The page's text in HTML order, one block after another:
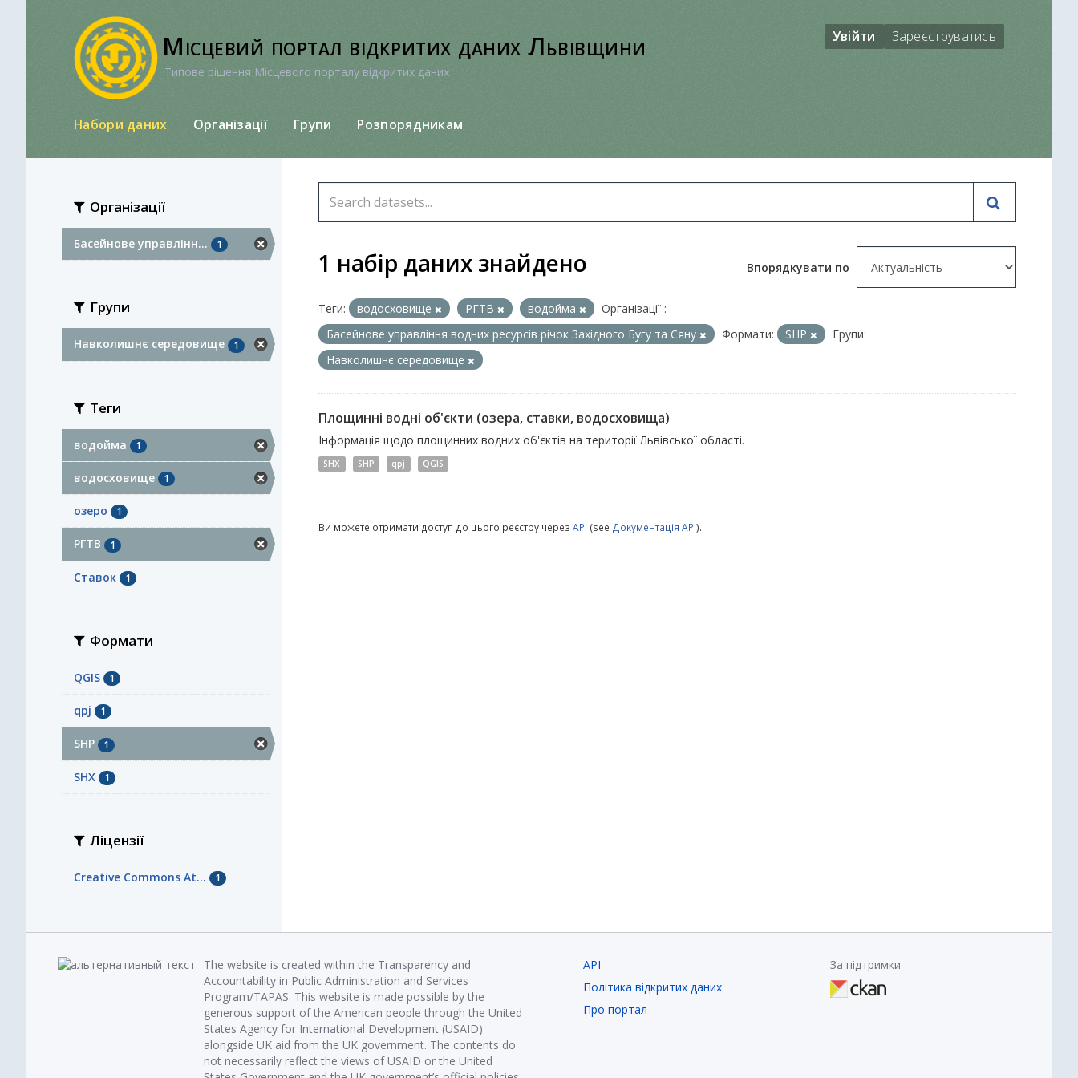
Місцевий портал відкритих даних Львівщини
Типове рішення Місцевого порталу відкритих даних
Увійти Зареєструватись
Набори даних Організації Групи Розпорядникам
Організації
Басейнове управлінн... 1
Групи
Навколишнє середовище 1
Теги
водойма 1
водосховище 1
озеро 1
РГТВ 1
Ставок 1
Формати
QGIS 1
qpj 1
SHP 1
SHX 1
Ліцензії
Creative Commons At... 1
Впорядкувати по
1 набір даних знайдено
Теги: водосховище РГТВ водойма
Організації :
Басейнове управління водних ресурсів річок Західного Бугу та Сяну
Формати: SHP
Групи:
Навколишнє середовище
Площинні водні об'єкти (озера, ставки, водосховища)
Інформація щодо площинних водних об'єктів на території Львівської області.
SHX SHP qpj QGIS
Ви можете отримати доступ до цього реєстру через API (see Документація API).
The website is created within the Transparency and
Accountability in Public Administration and Services
Program/TAPAS. This website is made possible by the
generous support of the American people through the United
States Agency for International Development (USAID)
alongside UK aid from the UK government. The contents do
not necessarily reflect the views of USAID or the United
API
Політика відкритих даних
Про портал
За підтримки